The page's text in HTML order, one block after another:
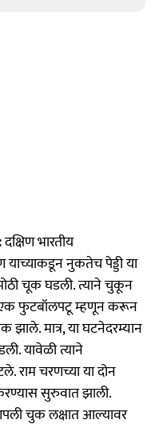
दक्षिण भारतीय
याच्याकडून नुकतेच पेड्डी या
चूक घडली. त्याने चुकून
एक फुटबॉलपटू म्हणून करून
मात्र, या घटनेदरम्यान
यावेळी त्याने
राम चरणच्या या दोन
सुरुवात झाली.
चुक लक्षात आल्यावर